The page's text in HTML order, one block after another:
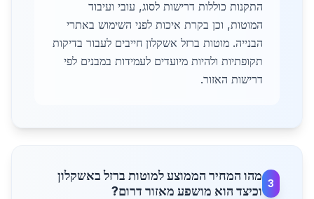
התקנות כוללות דרישות לסוג, עובי ועיבוד
המוטות, וכן בקרת איכות לפני השימוש באתרי
הבנייה. מוטות ברזל אשקלון חייבים לעבור בדיקות
תקופתיות ולהיות מיועדים לעמידות במבנים לפי
דרישות האזור.
3
מהו המחיר הממוצע למוטות ברזל באשקלון
וכיצד הוא מושפע מאזור דרום?